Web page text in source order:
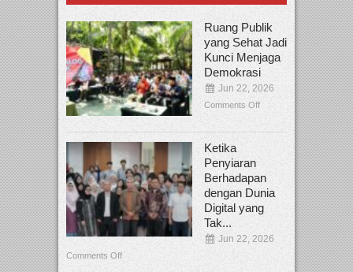
Ruang Publik
yang Sehat Jadi
Kunci Menjaga
Demokrasi
Jun 22, 2026
Comments Off
Ketika
Penyiaran
Berhadapan
dengan Dunia
Digital yang
Tak...
Jun 22, 2026
Comments Off